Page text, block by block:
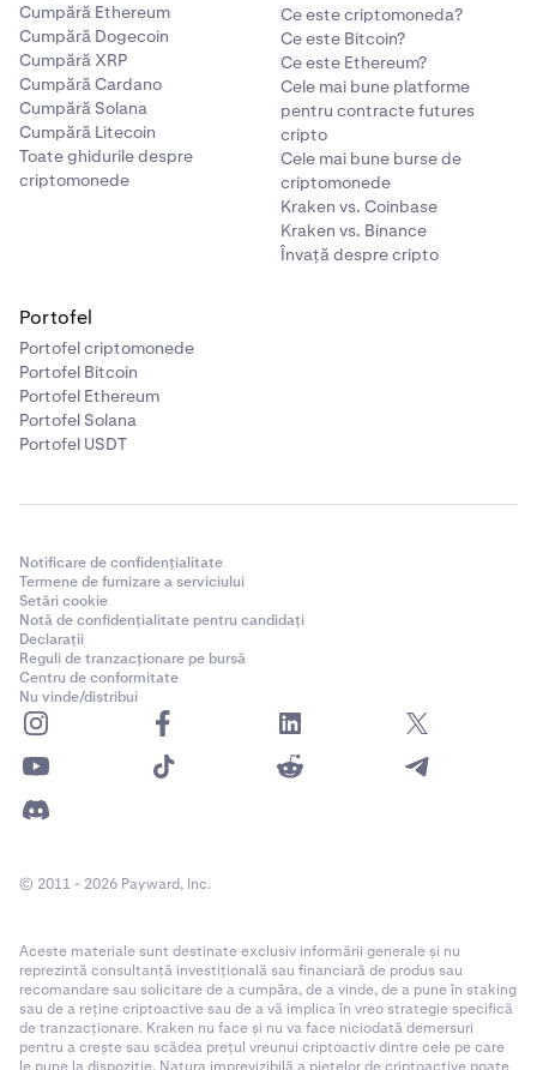
Cumpără Ethereum
Cumpără Dogecoin
Cumpără XRP
Cumpără Cardano
Cumpără Solana
Cumpără Litecoin
Toate ghidurile despre
criptomonede
Ce este criptomoneda?
Ce este Bitcoin?
Ce este Ethereum?
Cele mai bune platforme
pentru contracte futures
cripto
Cele mai bune burse de
criptomonede
Kraken vs. Coinbase
Kraken vs. Binance
Învață despre cripto
Portofel
Portofel criptomonede
Portofel Bitcoin
Portofel Ethereum
Portofel Solana
Portofel USDT
Notificare de confidențialitate
Termene de furnizare a serviciului
Setări cookie
Notă de confidențialitate pentru candidați
Declarații
Reguli de tranzacționare pe bursă
Centru de conformitate
Nu vinde/distribui
© 2011 - 2026 Payward, Inc.
Aceste materiale sunt destinate exclusiv informării generale și nu
reprezintă consultanță investițională sau financiară de produs sau
recomandare sau solicitare de a cumpăra, de a vinde, de a pune în staking
sau de a reține criptoactive sau de a vă implica în vreo strategie specifică
de tranzacționare. Kraken nu face și nu va face niciodată demersuri
pentru a crește sau scădea prețul vreunui criptoactiv dintre cele pe care